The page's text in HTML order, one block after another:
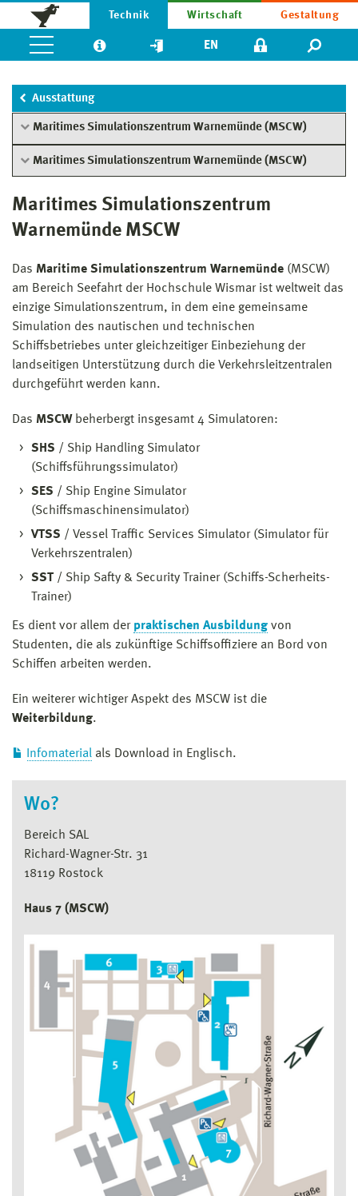
Technik Wirtschaft Gestaltung
EN
Ausstattung
Maritimes Simulationszentrum Warnemünde (MSCW)
Maritimes Simulationszentrum Warnemünde (MSCW)
Maritimes Simulationszentrum
Warnemünde MSCW
Das Maritime Simulationszentrum Warnemünde (MSCW)
am Bereich Seefahrt der Hochschule Wismar ist weltweit das
einzige Simulationszentrum, in dem eine gemeinsame
Simulation des nautischen und technischen
Schiffsbetriebes unter gleichzeitiger Einbeziehung der
landseitigen Unterstützung durch die Verkehrsleitzentralen
durchgeführt werden kann.
Das MSCW beherbergt insgesamt 4 Simulatoren:
SHS / Ship Handling Simulator
(Schiffsführungssimulator)
SES / Ship Engine Simulator
(Schiffsmaschinensimulator)
VTSS / Vessel Traffic Services Simulator (Simulator für
Verkehrszentralen)
SST / Ship Safty & Security Trainer (Schiffs-Scherheits-
Trainer)
Es dient vor allem der praktischen Ausbildungvon
Studenten, die als zukünftige Schiffsoffiziere an Bord von
Schiffen arbeiten werden.
Ein weiterer wichtiger Aspekt des MSCW ist die
Weiterbildung.
Infomaterial als Download in Englisch.
Wo?
Bereich SAL
Richard-Wagner-Str. 31
18119 Rostock
Haus 7 (MSCW)